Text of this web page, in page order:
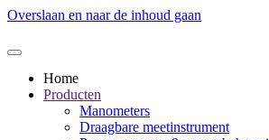
Overslaan en naar de inhoud gaan
Home
Producten
Manometers
Draagbare meetinstrument